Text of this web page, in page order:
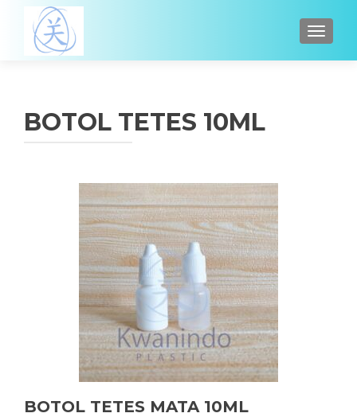
BOTOL TETES 10ML
BOTOL TETES MATA 10ML